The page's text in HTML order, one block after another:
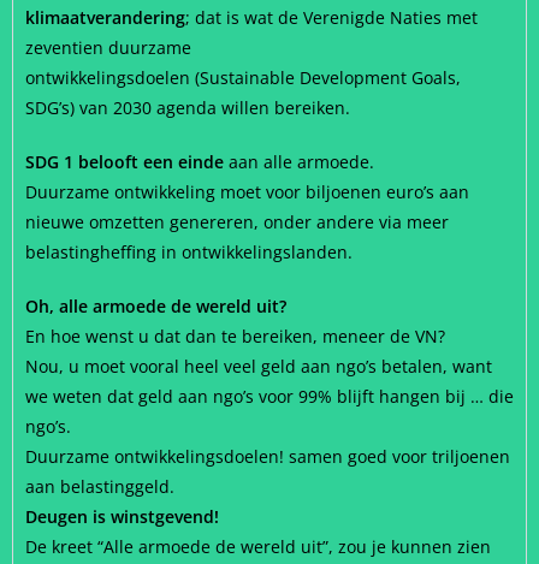
klimaatverandering; dat is wat de Verenigde Naties met
zeventien duurzame
ontwikkelingsdoelen (Sustainable Development Goals,
SDG’s) van 2030 agenda willen bereiken.
SDG 1 belooft een einde aan alle armoede.
Duurzame ontwikkeling moet voor biljoenen euro’s aan
nieuwe omzetten genereren, onder andere via meer
belastingheffing in ontwikkelingslanden.
Oh, alle armoede de wereld uit?
En hoe wenst u dat dan te bereiken, meneer de VN?
Nou, u moet vooral heel veel geld aan ngo’s betalen, want
we weten dat geld aan ngo’s voor 99% blijft hangen bij … die
ngo’s.
Duurzame ontwikkelingsdoelen! samen goed voor triljoenen
aan belastinggeld.
Deugen is winstgevend!
De kreet “Alle armoede de wereld uit”, zou je kunnen zien